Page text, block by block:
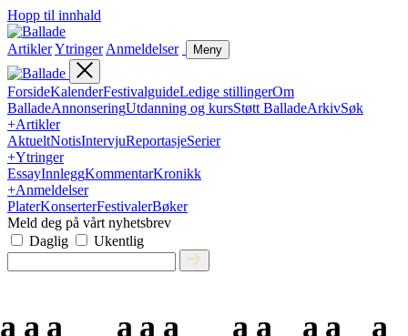
Hopp til innhald
ArtiklerYtringer Anmeldelser Meny
ForsideKalenderFestivalguideLedige stillingerOm
BalladeAnnonseringUtdanning og kursStøtt BalladeArkivSøk
+Artikler
AktueltNotisIntervjuReportasjeSerier
+Ytringer
EssayInnleggKommentarKronikk
+Anmeldelser
PlaterKonserterFestivalerBøker
Meld deg på vårt nyhetsbrev
Daglig
Ukentlig